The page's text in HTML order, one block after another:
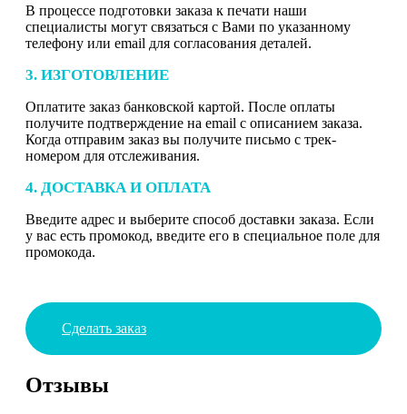
В процессе подготовки заказа к печати наши
специалисты могут связаться с Вами по указанному
телефону или email для согласования деталей.
3. ИЗГОТОВЛЕНИЕ
Оплатите заказ банковской картой. После оплаты
получите подтверждение на email с описанием заказа.
Когда отправим заказ вы получите письмо с трек-
номером для отслеживания.
4. ДОСТАВКА И ОПЛАТА
Введите адрес и выберите способ доставки заказа. Если
у вас есть промокод, введите его в специальное поле для
промокода.
Сделать заказ
Отзывы